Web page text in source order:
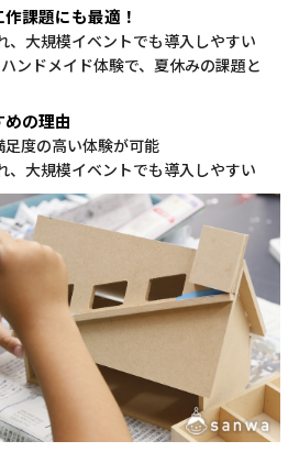
課題にも最適！
、大規模イベントでも導入しやすい
ンドメイド体験で、夏休みの課題と
の理由
足度の高い体験が可能
、大規模イベントでも導入しやすい